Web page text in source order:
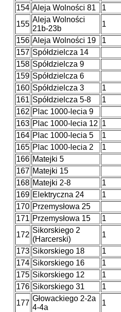
154 Aleja Wolności 81 1
155
Aleja Wolności
21b-23b
1
156 Aleja Wolności 19 1
157 Spółdzielcza 14
158 Spółdzielcza 9
159 Spółdzielcza 6
160 Spółdzielcza 3 1
161 Spółdzielcza 5-8 1
162 Plac 1000-lecia 9
163 Plac 1000-lecia 12 1
164 Plac 1000-lecia 5 1
165 Plac 1000-lecia 2 1
166 Matejki 5
167 Matejki 15
168 Matejki 2-8 1
169 Elektryczna 24 1
170 Przemysłowa 25
171 Przemysłowa 15 1
172
Sikorskiego 2
(Harcerski)
1
173 Sikorskiego 18 1
174 Sikorskiego 16 1
175 Sikorskiego 12 1
176 Sikorskiego 31 1
177
Głowackiego 2-2a
4-4a
1